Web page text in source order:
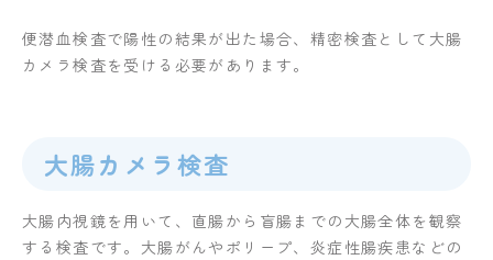
便潜血検査で陽性の結果が出た場合、精密検査として大腸
カメラ検査を受ける必要があります。
大腸カメラ検査
大腸内視鏡を用いて、直腸から盲腸までの大腸全体を観察
する検査です。大腸がんやポリープ、炎症性腸疾患などの